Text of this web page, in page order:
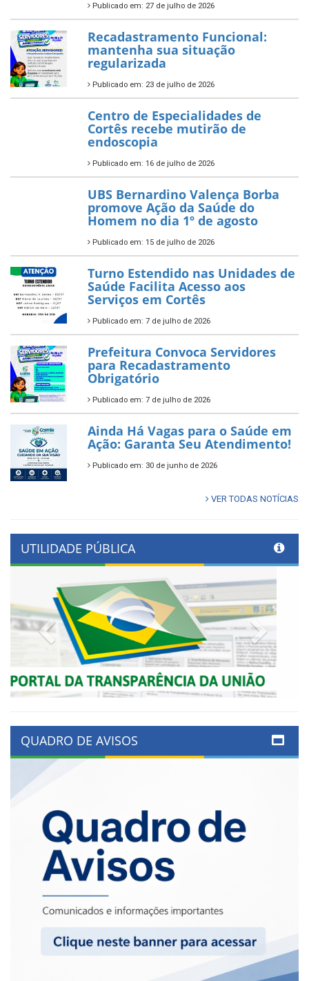
Publicado em: 27 de julho de 2026
Recadastramento Funcional:
mantenha sua situação
regularizada
Publicado em: 23 de julho de 2026
Centro de Especialidades de
Cortês recebe mutirão de
endoscopia
Publicado em: 16 de julho de 2026
UBS Bernardino Valença Borba
promove Ação da Saúde do
Homem no dia 1º de agosto
Publicado em: 15 de julho de 2026
Turno Estendido nas Unidades de
Saúde Facilita Acesso aos
Serviços em Cortês
Publicado em: 7 de julho de 2026
Prefeitura Convoca Servidores
para Recadastramento
Obrigatório
Publicado em: 7 de julho de 2026
Ainda Há Vagas para o Saúde em
Ação: Garanta Seu Atendimento!
Publicado em: 30 de junho de 2026
VER TODAS NOTÍCIAS
UTILIDADE PÚBLICA
Previous
QUADRO DE AVISOS